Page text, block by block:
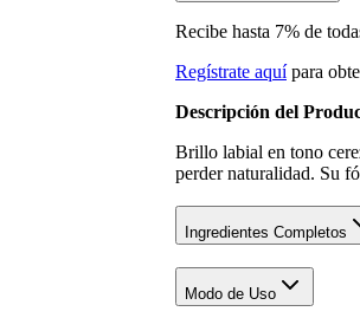
Recibe hasta 7% de
Regístrate aquí para
Descripción del
Brillo labial en tono
perder naturalidad. Su
Ingredientes Completos
Modo de Uso